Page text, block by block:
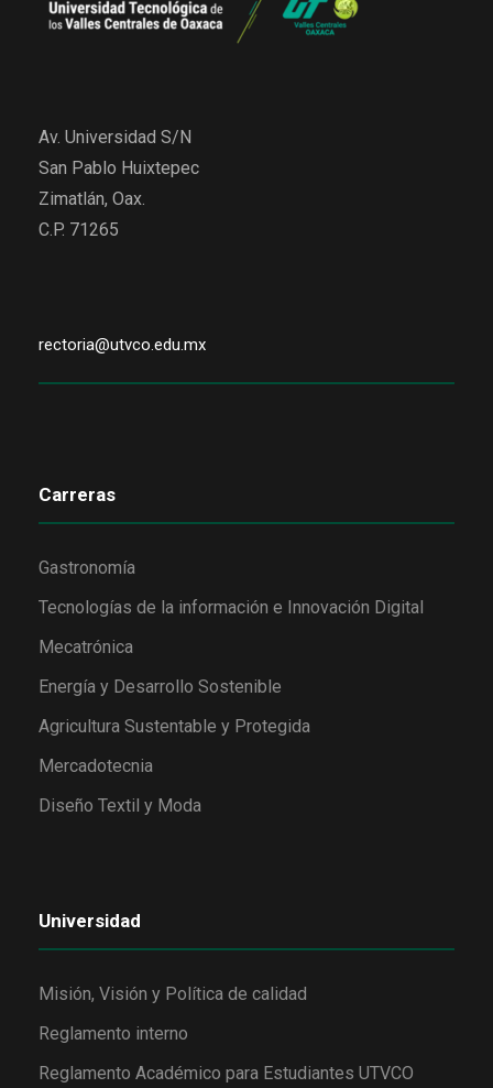
Av. Universidad S/N
San Pablo Huixtepec
Zimatlán, Oax.
C.P. 71265
rectoria@utvco.edu.mx
Carreras
Gastronomía
Tecnologías de la información e Innovación Digital
Mecatrónica
Energía y Desarrollo Sostenible
Agricultura Sustentable y Protegida
Mercadotecnia
Diseño Textil y Moda
Universidad
Misión, Visión y Política de calidad
Reglamento interno
Reglamento Académico para Estudiantes UTVCO